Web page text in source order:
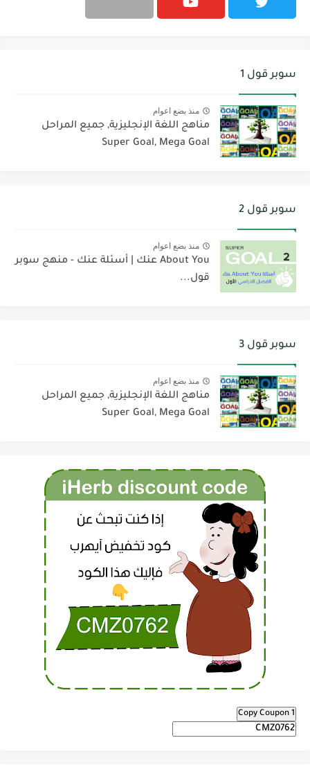
سوبر قول 1
منذ بضع اعوام
مناهج اللغة الإنجليزية, جميع المراحل
Super Goal, Mega Goal
سوبر قول 2
منذ بضع اعوام
About You عنك | أسئلة عنك - منهج سوبر
قول...
سوبر قول 3
منذ بضع اعوام
مناهج اللغة الإنجليزية, جميع المراحل
Super Goal, Mega Goal
Copy Coupon 1